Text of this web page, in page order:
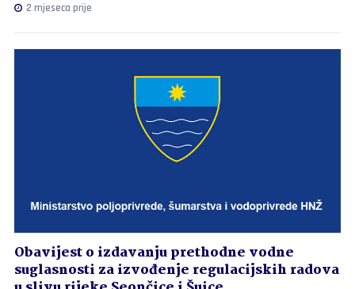
2 mjeseca prije
Obavijest o izdavanju prethodne vodne
suglasnosti za izvođenje regulacijskih radova